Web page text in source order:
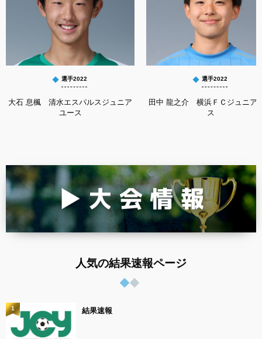
選手2022
大石 息楓 清水エスパルスジュニア
ユース
選手2022
田中 龍之介 横浜ＦＣジュニア
ス
人気の結果速報ページ
結果速報
1